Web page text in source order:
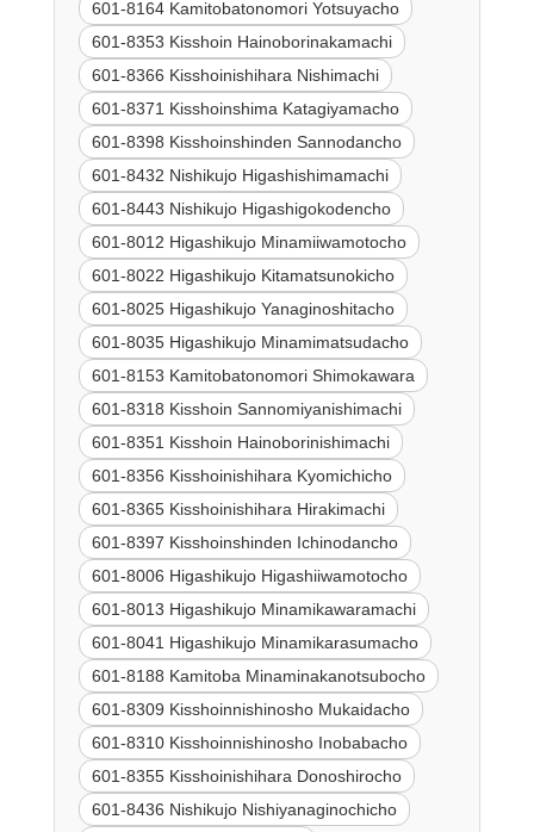
601-8164 Kamitobatonomori Yotsuyacho
601-8353 Kisshoin Hainoborinakamachi
601-8366 Kisshoinishihara Nishimachi
601-8371 Kisshoinshima Katagiyamacho
601-8398 Kisshoinshinden Sannodancho
601-8432 Nishikujo Higashishimamachi
601-8443 Nishikujo Higashigokodencho
601-8012 Higashikujo Minamiiwamotocho
601-8022 Higashikujo Kitamatsunokicho
601-8025 Higashikujo Yanaginoshitacho
601-8035 Higashikujo Minamimatsudacho
601-8153 Kamitobatonomori Shimokawara
601-8318 Kisshoin Sannomiyanishimachi
601-8351 Kisshoin Hainoborinishimachi
601-8356 Kisshoinishihara Kyomichicho
601-8365 Kisshoinishihara Hirakimachi
601-8397 Kisshoinshinden Ichinodancho
601-8006 Higashikujo Higashiiwamotocho
601-8013 Higashikujo Minamikawaramachi
601-8041 Higashikujo Minamikarasumacho
601-8188 Kamitoba Minaminakanotsubocho
601-8309 Kisshoinnishinosho Mukaidacho
601-8310 Kisshoinnishinosho Inobabacho
601-8355 Kisshoinishihara Donoshirocho
601-8436 Nishikujo Nishiyanaginochicho